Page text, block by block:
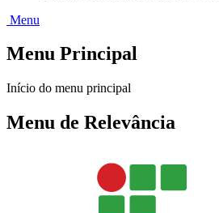
Menu
Menu Principal
Início do menu principal
Menu de Relevância